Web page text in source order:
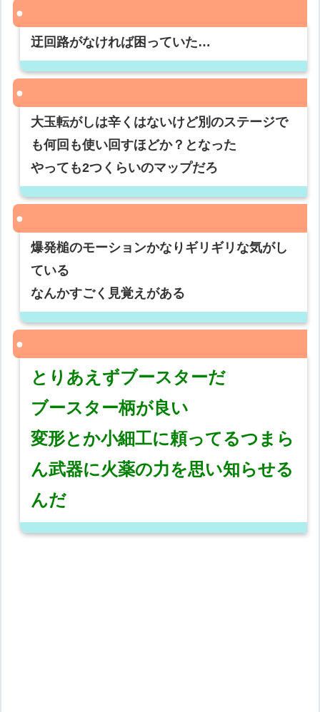
迂回路がなければ困っていた…
大玉転がしは辛くはないけど別のステージで
も何回も使い回すほどか？となった
やっても2つくらいのマップだろ
爆発槌のモーションかなりギリギリな気がし
ている
なんかすごく見覚えがある
とりあえずブースターだ
ブースター柄が良い
変形とか小細工に頼ってるつまら
ん武器に火薬の力を思い知らせる
んだ